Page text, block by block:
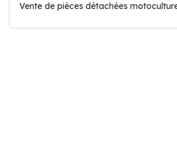
Vente de pièces détachées